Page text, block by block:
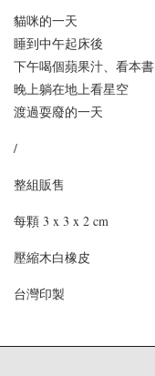
貓咪的一天
睡到中午起床後
下午喝個蘋果汁、看本書
晚上躺在地上看星空
渡過耍廢的一天
/
整組販售
每顆 3 x 3 x 2 cm
壓縮木白橡皮
台灣印製